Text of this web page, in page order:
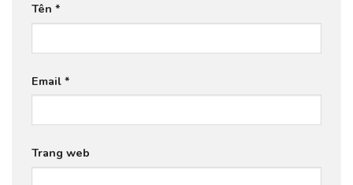
Tên *
Email *
Trang web